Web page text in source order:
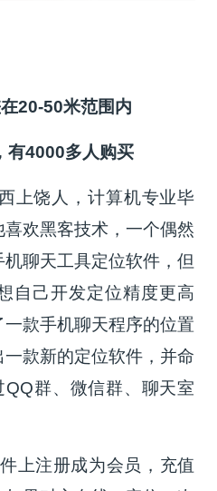
20-50米范围内
有4000多人购买
上饶人，计算机专业毕
欢黑客技术，一个偶然
聊天工具定位软件，但
自己开发定位精度更高
款手机聊天程序的位置
款新的定位软件，并命
QQ群、微信群、聊天室
上注册成为会员，充值